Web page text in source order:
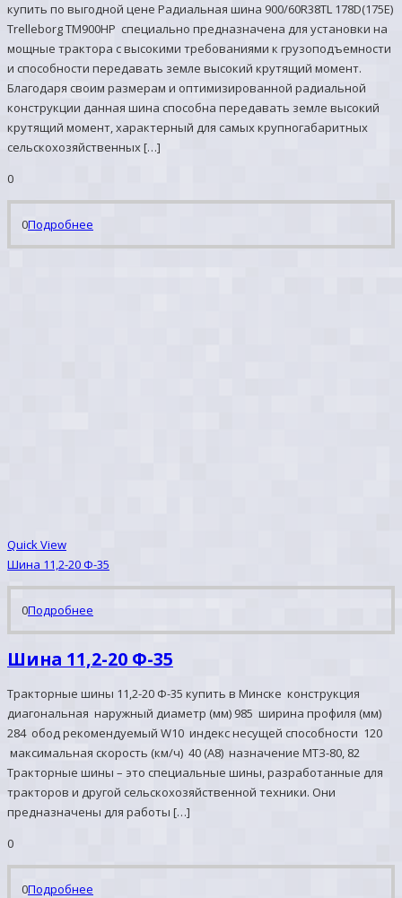
купить по выгодной цене Радиальная шина 900/60R38TL 178D(175E)
Trelleborg TM900HP специально предназначена для установки на
мощные трактора с высокими требованиями к грузоподъемности
и способности передавать земле высокий крутящий момент.
Благодаря своим размерам и оптимизированной радиальной
конструкции данная шина способна передавать земле высокий
крутящий момент, характерный для самых крупногабаритных
сельскохозяйственных […]
0
0Подробнее
Quick View
Шина 11,2-20 Ф-35
0Подробнее
Шина 11,2-20 Ф-35
Тракторные шины 11,2-20 Ф-35 купить в Минске конструкция
диагональная наружный диаметр (мм) 985 ширина профиля (мм)
284 обод рекомендуемый W10 индекс несущей способности 120
максимальная скорость (км/ч) 40 (А8) назначение МТЗ-80, 82
Тракторные шины – это специальные шины, разработанные для
тракторов и другой сельскохозяйственной техники. Они
предназначены для работы […]
0
0Подробнее